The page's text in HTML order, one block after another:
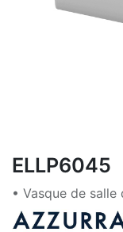
ELLP6045
• Vasque de